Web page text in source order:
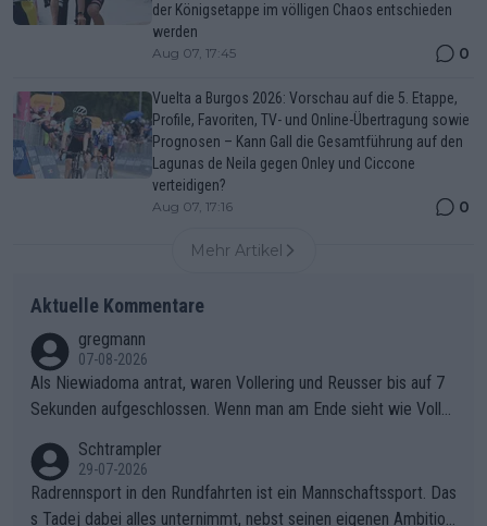
der Königsetappe im völligen Chaos entschieden
werden
Aug 07, 17:45 0
Vuelta a Burgos 2026: Vorschau auf die 5. Etappe,
Profile, Favoriten, TV- und Online-Übertragung sowie
Prognosen – Kann Gall die Gesamtführung auf den
Lagunas de Neila gegen Onley und Ciccone
verteidigen?
Aug 07, 17:16 0
Mehr Artikel
Aktuelle Kommentare
gregmann
07-08-2026
Als Niewiadoma antrat, waren Vollering und Reusser bis auf 7
Sekunden aufgeschlossen. Wenn man am Ende sieht wie Voller
ering die 7 Sekunden zu Niewiadoma nicht geschlossen hat un
d den Abstand hat anwachsen lassen. Ein schwerer taktischer
Fehler, der den Tour Sieg kosten wird.Diese Beobachtung trifft
Schtrampler
29-07-2026
Radrennsport in den Rundfahrten ist ein Mannschaftssport. Das
s Tadej dabei alles unternimmt, nebst seinen eigenen Ambition